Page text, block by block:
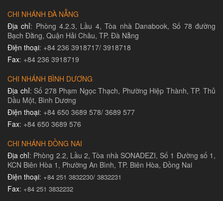
CHI NHÁNH ĐÀ NẴNG
Địa chỉ: Phòng 4.2.3, Lầu 4, Tòa nhà Danabook, Số 78 đường
Bạch Đằng, Quận Hải Châu, TP. Đà Nẵng
Điện thoại: +84 236 3918717/ 3918718
Fax: +84 236 3918719
CHI NHÁNH BÌNH DƯƠNG
Địa chỉ: Số 278 Phạm Ngọc Thạch, Phường Hiệp Thành, TP. Thủ
Dầu Một, Bình Dương
Điện thoại: +84 650 3689 578/ 3689 577
Fax: +84 650 3689 576
CHI NHÁNH ĐỒNG NAI
Địa chỉ: Phòng 2.2, Lầu 2, Tòa nhà SONADEZI, Số 1 Đường số 1,
KCN Biên Hòa 1, Phường An Bình, TP. Biên Hòa, Đồng Nai
Điện thoại: +84 251 3832230/ 3832231​
Fax: +84 251 3832232